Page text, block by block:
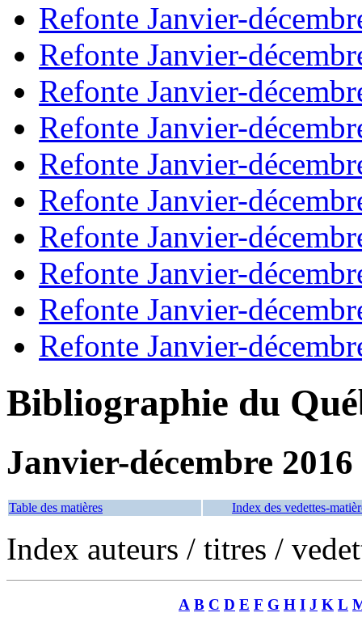
Refonte Janvier-
Refonte Janvier-
Refonte Janvier-
Refonte Janvier-
Refonte Janvier-
Refonte Janvier-
Refonte Janvier-
Refonte Janvier-
Refonte Janvier-
Refonte Janvier-
Bibliographie du
Janvier-décembre 2016
Table des matières Index des vedettes-
Index auteurs / titres /
A B C D E F G H I J K L